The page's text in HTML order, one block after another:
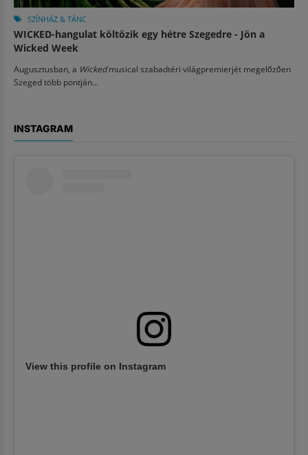
SZÍNHÁZ & TÁNC
WICKED-hangulat költözik egy hétre Szegedre - Jön a
Wicked Week
Augusztusban, a Wickedmusical szabadtéri világpremierjét megelőzően
Szeged több pontján...
INSTAGRAM
View this profile on Instagram